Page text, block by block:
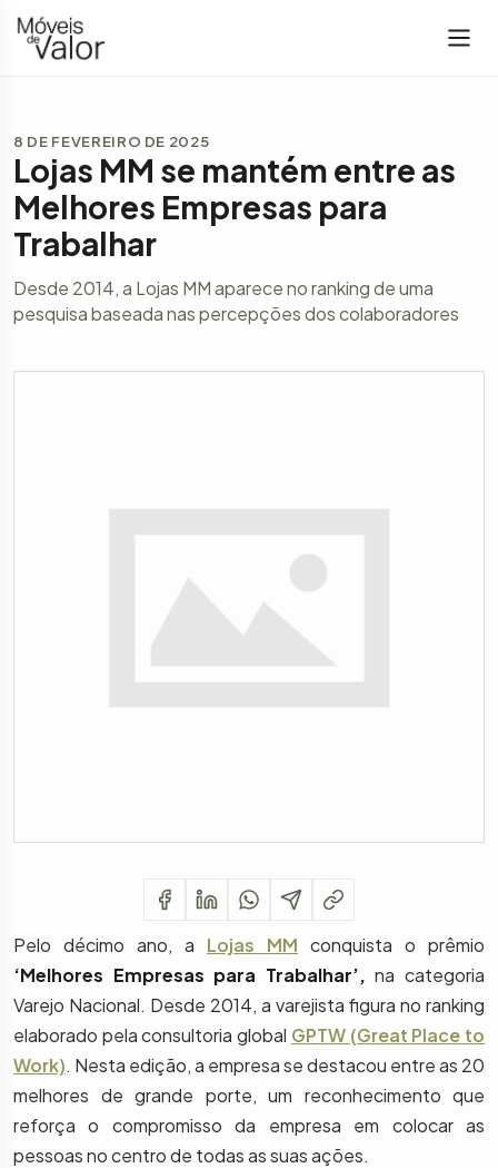
8 DE FEVEREIRO DE 2025
Lojas MM se mantém entre as
Melhores Empresas para
Trabalhar
Desde 2014, a Lojas MM aparece no ranking de uma
pesquisa baseada nas percepções dos colaboradores
Pelo décimo ano, a Lojas MM conquista o prêmio
‘Melhores Empresas para Trabalhar’, na categoria
Varejo Nacional. Desde 2014, a varejista figura no ranking
elaborado pela consultoria global GPTW (Great Place to
Work). Nesta edição, a empresa se destacou entre as 20
melhores de grande porte, um reconhecimento que
reforça o compromisso da empresa em colocar as
pessoas no centro de todas as suas ações.